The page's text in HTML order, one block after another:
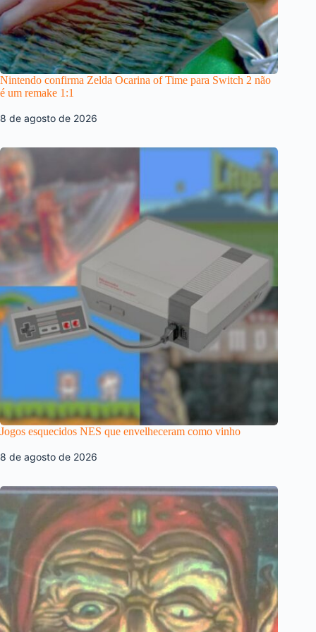
Nintendo confirma Zelda Ocarina of Time para Switch 2 não
é um remake 1:1
8 de agosto de 2026
Jogos esquecidos NES que envelheceram como vinho
8 de agosto de 2026